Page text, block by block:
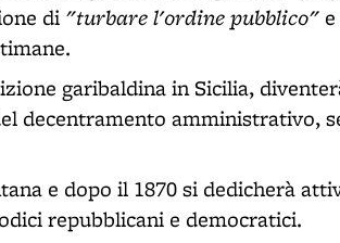
di "turbare l'ordine pubblico"
garibaldina in Sicilia,
decentramento amministrativo,
e dopo il 1870 si dedicherà
repubblicani e democratici.